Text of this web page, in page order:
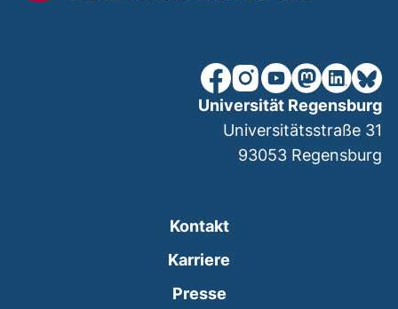
unsere Facebook-Seite
unsere Instagram-
unsere YouTube-
unsereunsere
Kontakt
Karriere
Presse
Universität Regensburg
Universitätsstraße 31
93053 Regensburg